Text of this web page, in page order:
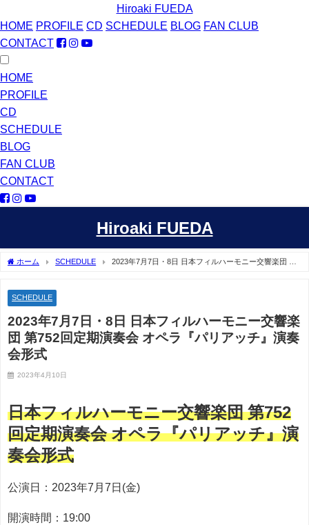
Hiroaki FUEDA
HOME PROFILE CD SCHEDULE BLOG FAN CLUB
CONTACT
HOME
PROFILE
CD
SCHEDULE
BLOG
FAN CLUB
CONTACT
Hiroaki FUEDA
ホーム SCHEDULE
2023年7月7日・8日 日本フィルハーモニー交響楽団 第
SCHEDULE
2023年7月7日・8日 日本フィルハーモニー交響楽
団 第752回定期演奏会 オペラ『パリアッチ』演奏
会形式
2023年4月10日
日本フィルハーモニー交響楽団 第752
回定期演奏会 オペラ『パリアッチ』演
奏会形式
公演日：2023年7月7日(金)
開演時間：19:00